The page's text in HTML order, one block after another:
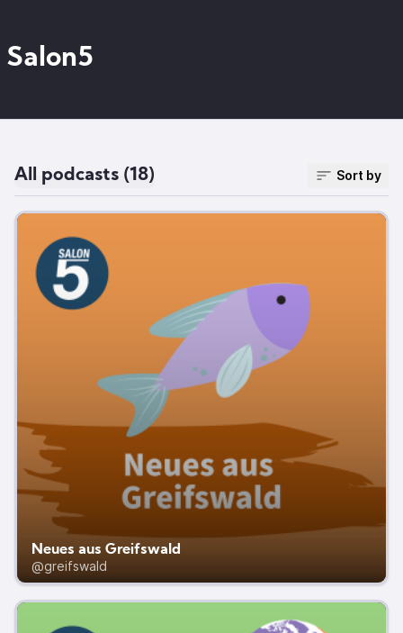
Salon5
All podcasts (18) Sort by
Neues aus Greifswald
@greifswald